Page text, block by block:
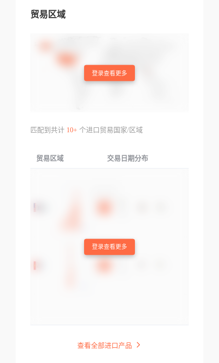
贸易区域
登录查看更多
匹配到共计 10+个进口贸易国家/区域
贸易区域 交易日期分布
登录查看更多
查看全部进口产品